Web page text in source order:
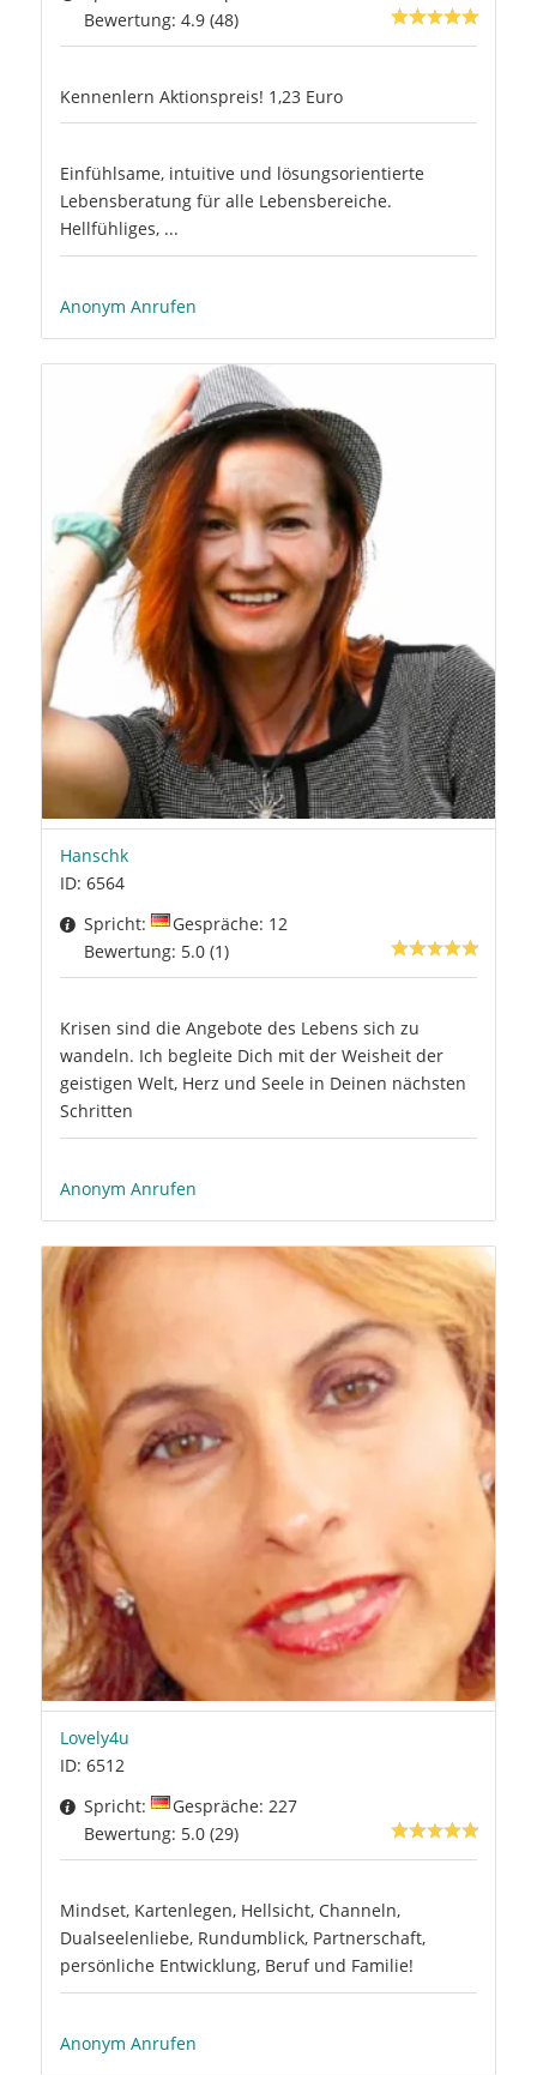
Bewertung: 4.9 (48)
Kennenlern Aktionspreis! 1,23 Euro
Einfühlsame, intuitive und lösungsorientierte
Lebensberatung für alle Lebensbereiche.
Hellfühliges, ...
Anonym Anrufen
Hanschk
ID: 6564
Spricht:
Gespräche: 12
Bewertung: 5.0 (1)
Krisen sind die Angebote des Lebens sich zu
wandeln. Ich begleite Dich mit der Weisheit der
geistigen Welt, Herz und Seele in Deinen nächsten
Schritten
Anonym Anrufen
Lovely4u
ID: 6512
Spricht:
Gespräche: 227
Bewertung: 5.0 (29)
Mindset, Kartenlegen, Hellsicht, Channeln,
Dualseelenliebe, Rundumblick, Partnerschaft,
persönliche Entwicklung, Beruf und Familie!
Anonym Anrufen